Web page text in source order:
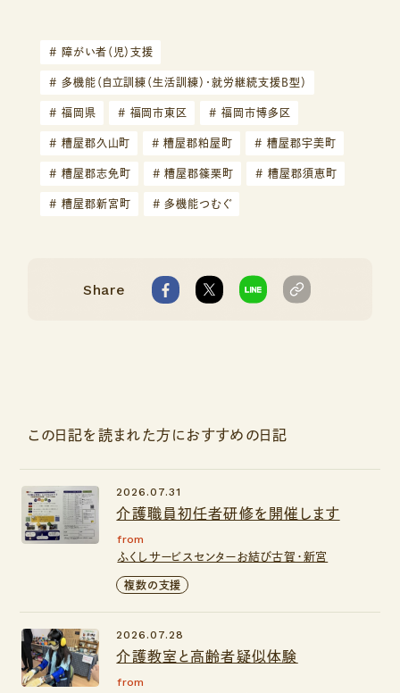
# 障がい者（児）支援
# 多機能（自立訓練（生活訓練）・就労継続支援B型）
# 福岡県 # 福岡市東区 # 福岡市博多区
# 糟屋郡久山町 # 糟屋郡粕屋町 # 糟屋郡宇美町
# 糟屋郡志免町 # 糟屋郡篠栗町 # 糟屋郡須恵町
# 糟屋郡新宮町 # 多機能つむぐ
Share
この日記を読まれた方におすすめの日記
介護職員初任者研修を開催します
2026.07.31
from
ふくしサービスセンターお結び古賀・新宮
複数の支援
介護教室と高齢者疑似体験
2026.07.28
from